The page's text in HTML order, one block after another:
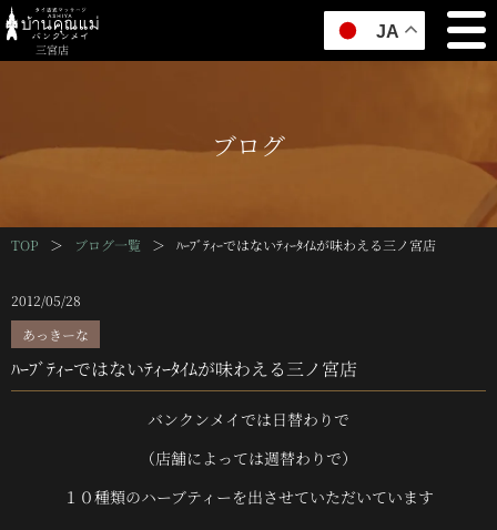
三宮店
ブログ
TOP ＞ ブログ一覧 ＞ ﾊｰﾌﾞﾃｨｰではないﾃｨｰﾀｲﾑが味わえる三ノ宮店
2012/05/28
あっきーな
ﾊｰﾌﾞﾃｨｰではないﾃｨｰﾀｲﾑが味わえる三ノ宮店
バンクンメイでは日替わりで
（店舗によっては週替わりで）
１０種類のハーブティーを出させていただいています
JA